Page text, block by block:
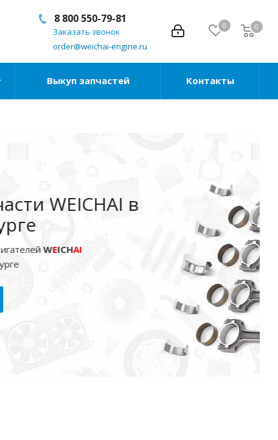
0 0
8 800 550-79-81
Заказать звонок
order@weichai-engine.ru
Выкуп запчастей Контакты